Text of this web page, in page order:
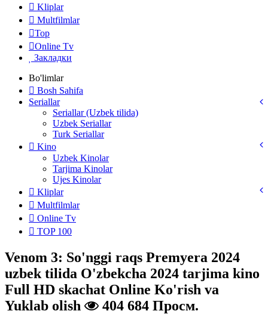
Kliplar
Multfilmlar
Top
Online Tv
Закладки
Bo'limlar
Bosh Sahifa
Seriallar
Seriallar (Uzbek tilida)
Uzbek Seriallar
Turk Seriallar
Kino
Uzbek Kinolar
Tarjima Kinolar
Ujes Kinolar
Kliplar
Multfilmlar
Online Tv
TOP 100
Venom 3: So'nggi raqs Premyera 2024
uzbek tilida O'zbekcha 2024 tarjima kino
Full HD skachat Online Ko'rish va
Yuklab olish
404 684 Просм.